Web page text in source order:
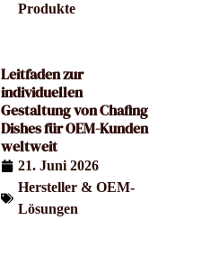
Produkte
Leitfaden zur
individuellen
Gestaltung von Chafing
Dishes für OEM-Kunden
weltweit
21. Juni 2026
Hersteller & OEM-
Lösungen